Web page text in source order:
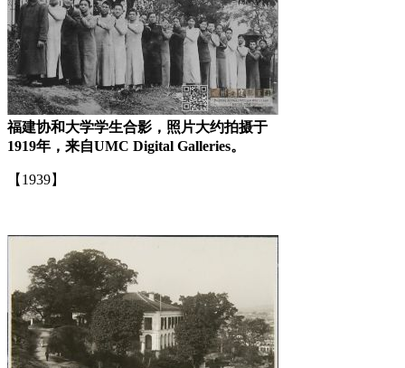
福建协和大学学生合影，照片大约拍摄于
1919年，来自UMC Digital Galleries。
【1939】